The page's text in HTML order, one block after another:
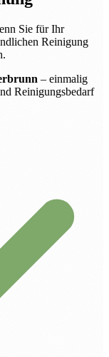
Sie für Ihr
Reinigung
– einmalig
Reinigungsbedarf